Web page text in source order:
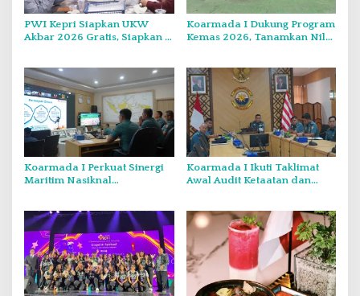
PWI Kepri Siapkan UKW
Akbar 2026 Gratis, Siapkan 6
Koarmada I Dukung Program
Kemas 2026, Tanamkan Nilai
Koarmada I Perkuat Sinergi
Maritim Nasiknal
Laut Natuna Utara
Koarmada I Ikuti Taklimat
Awal Audit Ketaatan dan